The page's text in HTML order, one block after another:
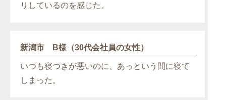
リしているのを感じた。
新潟市 B様（30代会社員の女性）
いつも寝つきが悪いのに、あっという間に寝て
しまった。